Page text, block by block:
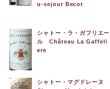
u-sejour Becot
シャトー・ラ・ガフリエー
ル Château La Gaffeli
ere
シャトー・マグドレーヌ